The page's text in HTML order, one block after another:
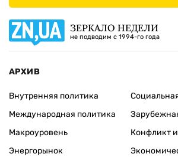
ЗЕРКАЛО НЕДЕЛИ
не подводим с 1994-го года
АРХИВ
Внутренняя политика
Международная политика
Макроуровень
Энергорынок
Конфликт